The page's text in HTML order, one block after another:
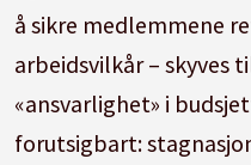
å sikre medlemmene
arbeidsvilkår – skyves
«ansvarlighet» i
forutsigbart: